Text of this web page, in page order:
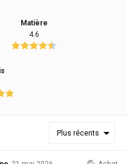
Matière
4.6
Plus récents